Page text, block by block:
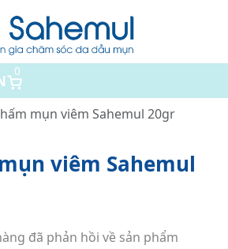
0
mụn viêm Sahemul 20gr
viêm Sahemul
đã phản hồi về sản phẩm